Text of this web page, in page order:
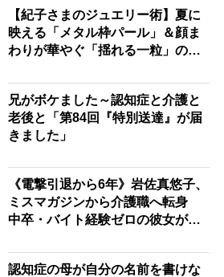
イバル術
【紀子さまのジュエリー術】夏に
映える「メタル枠パール」＆顔ま
わりが華やぐ「揺れる一粒」の使
兄がボケました～認知症と介護と
老後と「第84回『特別送達』が届
きました」
《電撃引退から6年》岩佐真悠子、
ミスマガジンから介護職へ転身
中卒・バイト経験ゼロの彼女が見
ながら自分らしくいられる」
認知症の母が自分の名前を書けな